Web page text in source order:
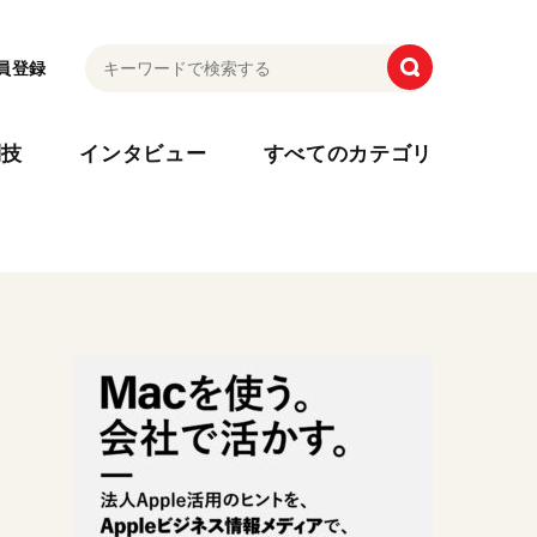
登録
インタビュー すべてのカテゴリ